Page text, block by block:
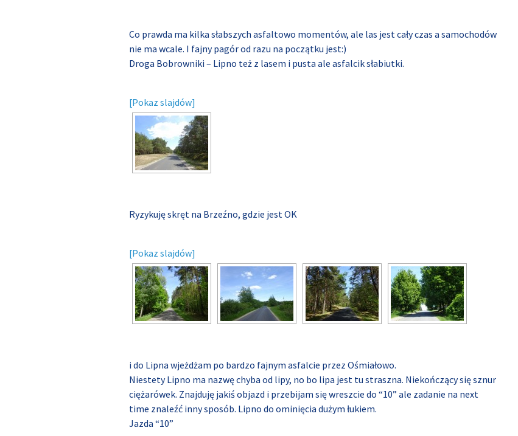
Co prawda ma kilka słabszych asfaltowo momentów, ale las jest cały czas a samochodów
nie ma wcale. I fajny pagór od razu na początku jest:)
Droga Bobrowniki – Lipno też z lasem i pusta ale asfalcik słabiutki.
[Pokaz slajdów]
Ryzykuję skręt na Brzeźno, gdzie jest OK
[Pokaz slajdów]
i do Lipna wjeżdżam po bardzo fajnym asfalcie przez Ośmiałowo.
Niestety Lipno ma nazwę chyba od lipy, no bo lipa jest tu straszna. Niekończący się sznur
ciężarówek. Znajduję jakiś objazd i przebijam się wreszcie do “10” ale zadanie na next
time znaleźć inny sposób. Lipno do ominięcia dużym łukiem.
Jazda “10”